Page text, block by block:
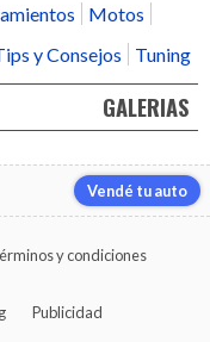
Motos
y Consejos Tuning
GALERIAS
Vendé tu auto
y condiciones
Publicidad